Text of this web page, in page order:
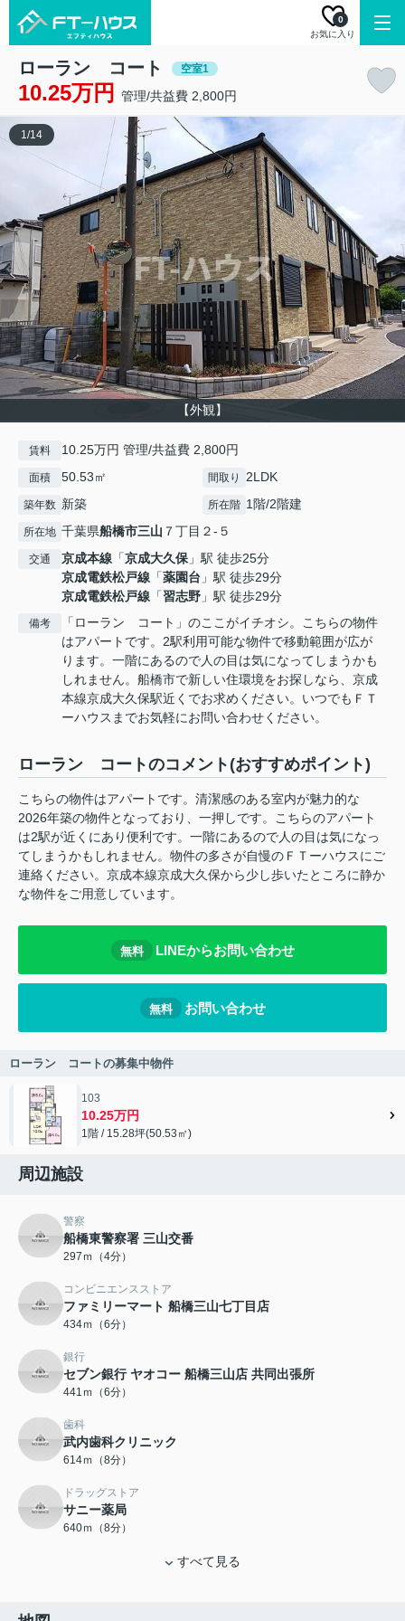
お気に入り
0
ローラン コート 空室1
10.25万円 管理/共益費 2,800円
【外観】
1/14
賃料 10.25万円 管理/共益費 2,800円
面積 50.53㎡ 間取り 2LDK
築年数 新築 所在階 1階/2階建
所在地 千葉県船橋市三山 ７丁目２-５
交通 京成本線 「京成大久保」駅 徒歩25分
京成電鉄松戸線 「薬園台 」駅 徒歩29分
京成電鉄松戸線 「習志野 」駅 徒歩29分
備考
「ローラン コート」のここがイチオシ。こちらの物件
はアパートです。2駅利用可能な物件で移動範囲が広が
ります。一階にあるので人の目は気になってしまうかも
しれません。船橋市で新しい住環境をお探しなら、京成
本線京成大久保駅近くでお求めください。いつでもＦＴ
ーハウスまでお気軽にお問い合わせください。
ローラン コートのコメント(おすすめポイント)
こちらの物件はアパートです。清潔感のある室内が魅力的な
2026年築の物件となっており、一押しです。こちらのアパート
は2駅が近くにあり便利です。一階にあるので人の目は気になっ
てしまうかもしれません。物件の多さが自慢のＦＴーハウスにご
連絡ください。京成本線京成大久保から少し歩いたところに静か
な物件をご用意しています。
無料 LINEからお問い合わせ
無料 お問い合わせ
ローラン コートの募集中物件
103
10.25万円
1階 / 15.28坪(50.53㎡)
周辺施設
警察
船橋東警察署 三山交番
297ｍ（4分）
コンビニエンスストア
ファミリーマート 船橋三山七丁目店
434ｍ（6分）
銀行
セブン銀行 ヤオコー 船橋三山店 共同出張所
441ｍ（6分）
歯科
武内歯科クリニック
614ｍ（8分）
ドラッグストア
サニー薬局
640ｍ（8分）
すべて見る